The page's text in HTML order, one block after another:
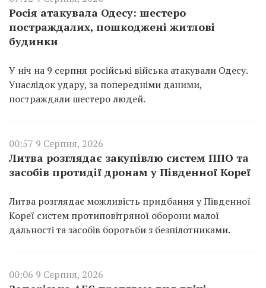
Росія атакувала Одесу: шестеро
постраждалих, пошкоджені житлові
будинки
У ніч на 9 серпня російські війська атакували Одесу.
Унаслідок удару, за попередніми даними,
постраждали шестеро людей.
00:57 9 Серпня, 2026
Литва розглядає закупівлю систем ППО та
засобів протидії дронам у Південної Кореї
Литва розглядає можливість придбання у Південної
Кореї систем протиповітряної оборони малої
дальності та засобів боротьби з безпілотниками.
00:06 9 Серпня, 2026